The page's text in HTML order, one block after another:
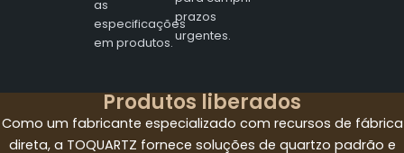
as
especificações
em produtos.
prazos
urgentes.
Produtos liberados
Como um fabricante especializado com recursos de fábrica
direta, a TOQUARTZ fornece soluções de quartzo padrão e